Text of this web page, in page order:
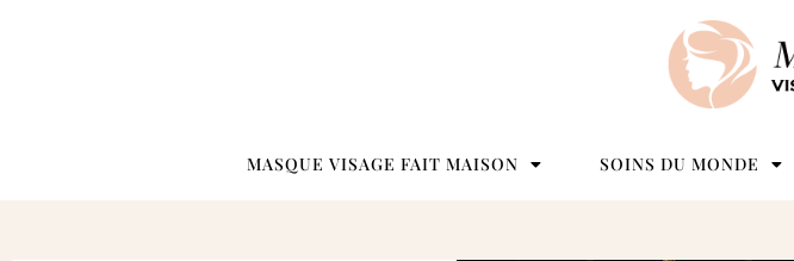
MASQUE VISAGE FAIT MAISON SOINS DU MONDE